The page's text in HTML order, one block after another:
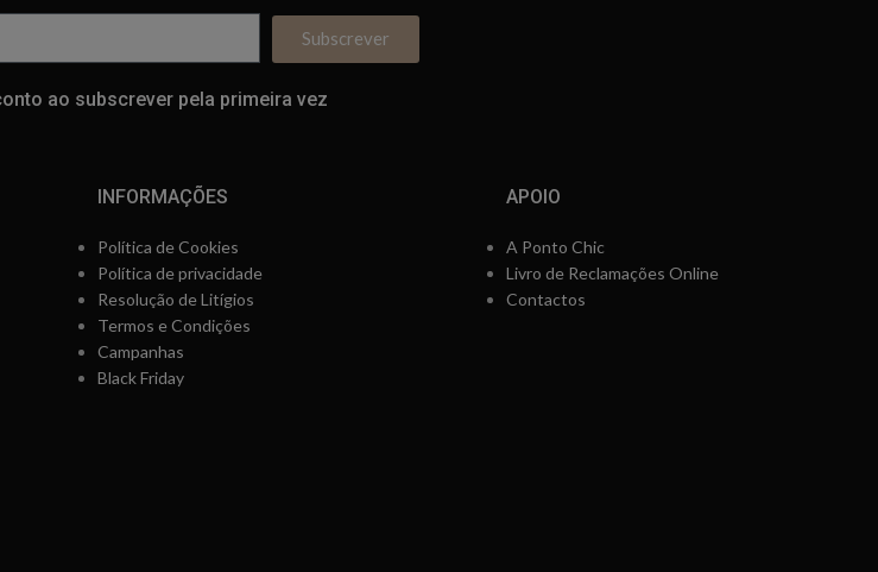
Subscrever
ao subscrever pela primeira vez
INFORMAÇÕES
Política de Cookies
Política de privacidade
Resolução de Litígios
Termos e Condições
Campanhas
Black Friday
APOIO
A Ponto Chic
Livro de Reclamações Online
Contactos